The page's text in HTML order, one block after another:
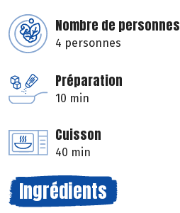
Nombre de personnes
4 personnes
Préparation
10 min
Cuisson
40 min
Ingrédients